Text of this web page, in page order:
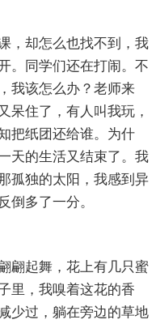
，却怎么也找不到，我
。同学们还在打闹。不
我该怎么办？老师来
呆住了，有人叫我玩，
把纸团还给谁。为什
天的生活又结束了。我
孤独的太阳，我感到异
倒多了一分。
翩起舞，花上有几只蜜
里，我嗅着这花的香
少过，躺在旁边的草地